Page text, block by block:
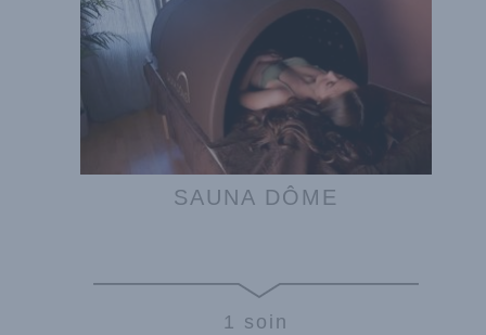
SAUNA DÔME
1 soin